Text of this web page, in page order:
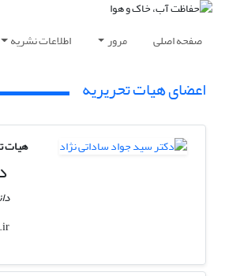
صفحه اصلی مرور اطلاعات نشریه
اعضای هیات تحریریه
هیات
jsadatinejad